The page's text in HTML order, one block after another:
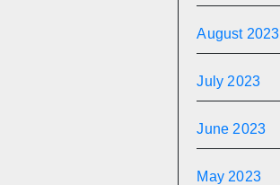
August 2023
July 2023
June 2023
May 2023